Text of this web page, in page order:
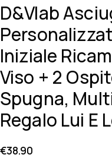
D&Vlab
Iniziale
Viso + 2
Spugna,
Regalo Lui E
€38.90